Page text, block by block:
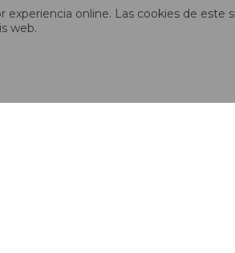
online. Las cookies de
web.
Cómo comprar